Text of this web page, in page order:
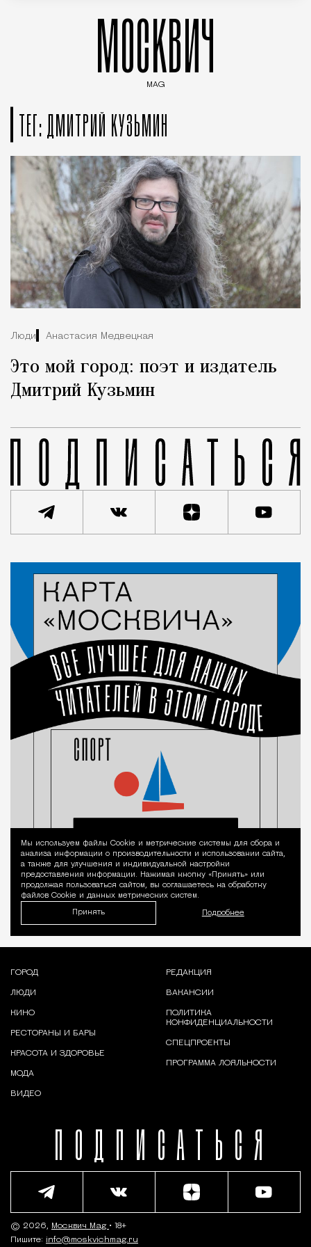
МОСКВИЧ
MAG
ТЕГ: ДМИТРИЙ КУЗЬМИН
Люди Анастасия Медвецкая
Это мой город: поэт и издатель
Дмитрий Кузьмин
Уведомление
Мы используем файлы Сookie и метрические системы для сбора и
анализа информации о производительности и использовании сайта,
а также для улучшения и индивидуальной настройки
предоставления информации. Нажимая кнопку «Принять» или
продолжая пользоваться сайтом, вы соглашаетесь на обработку
файлов Cookie и данных метрических систем.
Принять Подробнее
ПОДПИСАТЬСЯ
ГОРОД
ЛЮДИ
КИНО
РЕСТОРАНЫ И БАРЫ
КРАСОТА И ЗДОРОВЬЕ
МОДА
ВИДЕО
РЕДАКЦИЯ
ВАКАНСИИ
ПОЛИТИКА
КОНФИДЕНЦИАЛЬНОСТИ
СПЕЦПРОЕКТЫ
ПРОГРАММА ЛОЯЛЬНОСТИ
© 2026, Москвич Mag • 18+
Пишите: info@moskvichmag.ru